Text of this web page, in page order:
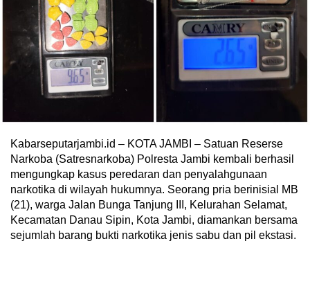
Kabarseputarjambi.id – KOTA JAMBI – Satuan Reserse
Narkoba (Satresnarkoba) Polresta Jambi kembali berhasil
mengungkap kasus peredaran dan penyalahgunaan
narkotika di wilayah hukumnya. Seorang pria berinisial MB
(21), warga Jalan Bunga Tanjung III, Kelurahan Selamat,
Kecamatan Danau Sipin, Kota Jambi, diamankan bersama
sejumlah barang bukti narkotika jenis sabu dan pil ekstasi.